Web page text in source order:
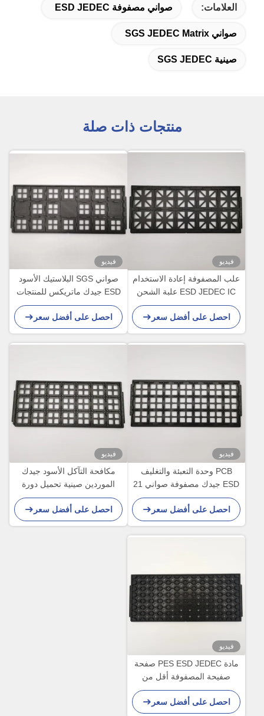
العلامات: صواني مصفوفة ESD JEDEC
صواني SGS JEDEC Matrix
صينية SGS JEDEC
منتجات ذات صلة
فيديو
علب المصفوفة إعادة الاستخدام
ESD JEDEC IC علبة الشحن
للأجهزة البصرية
احصل على أفضل سعر
فيديو
صواني SGS البلاستيك الأسود
ESD جيدك ماتريكس للمنتجات
الإلكترونية
احصل على أفضل سعر
فيديو
PCB وحدة التعبئة والتغليف
ESD جيدك مصفوفة صواني 21
قطعة مقاومة درجات الحرارة
العالية
احصل على أفضل سعر
فيديو
مكافحة التآكل الأسود جيدك
الموردين صينية تحميل دورة
لمستشعر النانو
احصل على أفضل سعر
فيديو
مادة PES ESD JEDEC صفحة
صفيحة المصفوفة أقل من
0.76mm
احصل على أفضل سعر